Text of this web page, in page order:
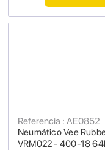
Neumático Vee
VRM022 - 400-18
Referencia : AE0852